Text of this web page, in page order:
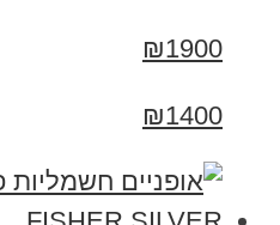
₪1900
₪1400